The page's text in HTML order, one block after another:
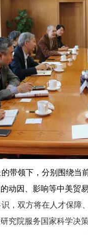
带领下，分别围绕
动因、影响等中美贸
，双方将在人才保
究院服务国家科学决